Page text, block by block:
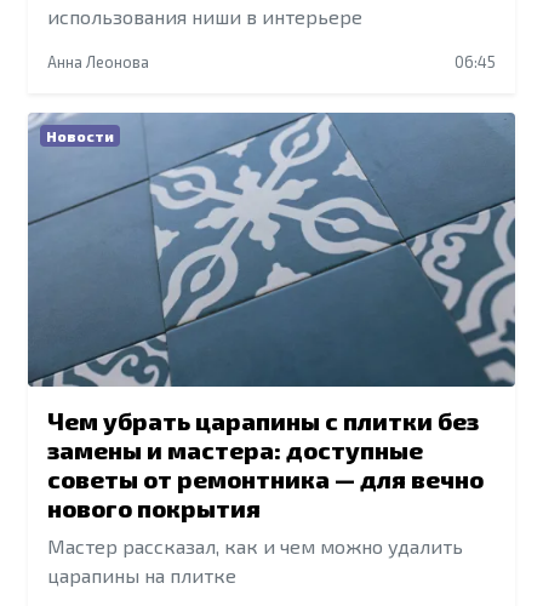
использования ниши в интерьере
Анна Леонова 06:45
Новости
Чем убрать царапины с плитки без
замены и мастера: доступные
советы от ремонтника — для вечно
нового покрытия
Мастер рассказал, как и чем можно удалить
царапины на плитке